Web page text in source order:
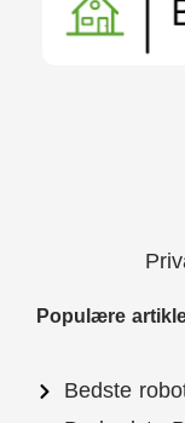
Populære
Bedste